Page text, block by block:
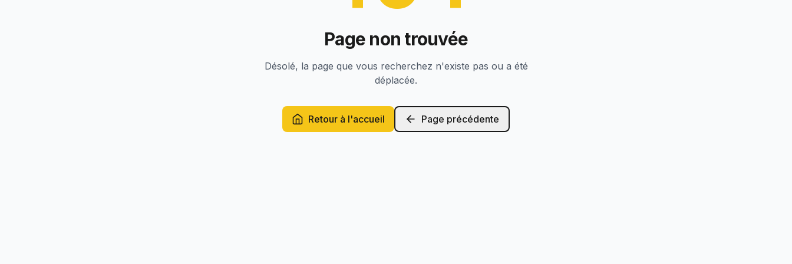
Page non trouvée
Désolé, la page que vous recherchez n'existe pas ou a été
déplacée.
Retour à l'accueil Page précédente